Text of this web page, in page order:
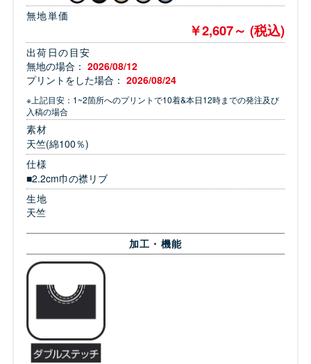
無地単価
￥2,607～ (税込)
出荷日の目安
無地の場合： 2026/08/12
プリントをした場合： 2026/08/24
※上記目安：1~2箇所へのプリントで10着&本日12時までの発注及び
入稿の場合
素材
天竺(綿100％)
仕様
■2.2cm巾の襟リブ
生地
天竺
加工・機能